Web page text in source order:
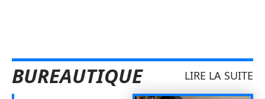
BUREAUTIQUE LIRE LA SUITE